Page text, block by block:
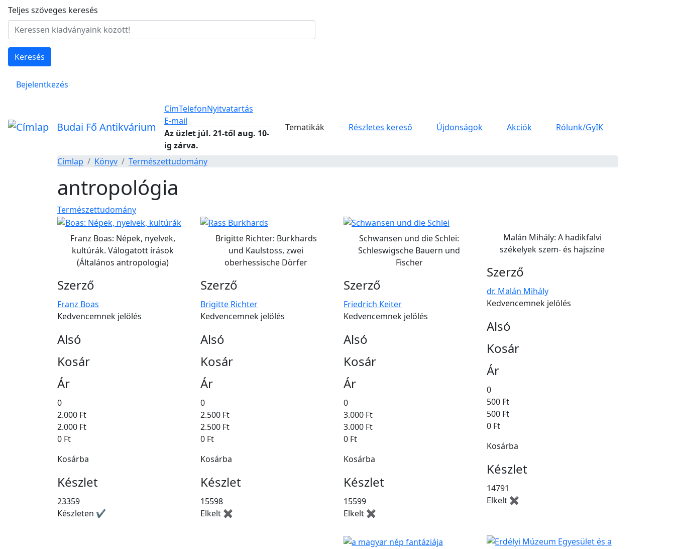
Ugrás a tartalomra
Teljes szöveges keresés
Keresés
Felhasználói fiók menüje
Bejelentkezés
Budai Fő Antikvárium
CímTelefonNyitvatartás
E-mail
Az üzlet júl. 21-től aug. 10-
ig zárva.
Tematikák Részletes kereső Újdonságok Akciók Rólunk/GyIK
Címlap Könyv Természettudomány
antropológia
Természettudomány
Franz Boas: Népek, nyelvek,
kultúrák. Válogatott írások
(Általános antropologia)
Szerző
Franz Boas
Kedvencemnek jelölés
Alsó
Kosár
Ár
0
2.000 Ft
2.000 Ft
0 Ft
Kosárba
Készlet
23359
Készleten ✔
Brigitte Richter: Burkhards
und Kaulstoss, zwei
oberhessische Dörfer
Szerző
Brigitte Richter
Kedvencemnek jelölés
Alsó
Kosár
Ár
0
2.500 Ft
2.500 Ft
0 Ft
Kosárba
Készlet
15598
Elkelt ✖
Schwansen und die Schlei:
Schleswigsche Bauern und
Fischer
Szerző
Friedrich Keiter
Kedvencemnek jelölés
Alsó
Kosár
Ár
0
3.000 Ft
3.000 Ft
0 Ft
Kosárba
Készlet
15599
Elkelt ✖
Malán Mihály: A hadikfalvi
székelyek szem- és hajszíne
Szerző
dr. Malán Mihály
Kedvencemnek jelölés
Alsó
Kosár
Ár
0
500 Ft
500 Ft
0 Ft
Kosárba
Készlet
14791
Elkelt ✖